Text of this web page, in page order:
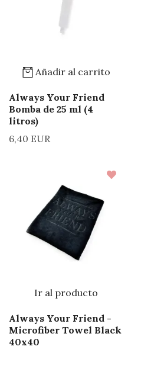
Añadir al carrito
Always Your Friend
Bomba de 25 ml (4
litros)
6,40 EUR
Ir al producto
Always Your Friend -
Microfiber Towel Black
40x40